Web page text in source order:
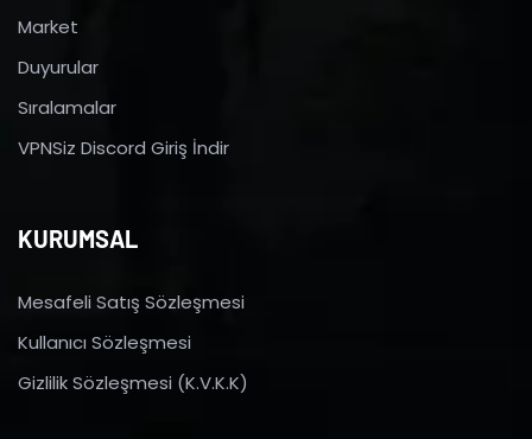
Market
Duyurular
Sıralamalar
VPNSiz Discord Giriş İndir
KURUMSAL
Mesafeli Satış Sözleşmesi
Kullanıcı Sözleşmesi
Gizlilik Sözleşmesi (K.V.K.K)